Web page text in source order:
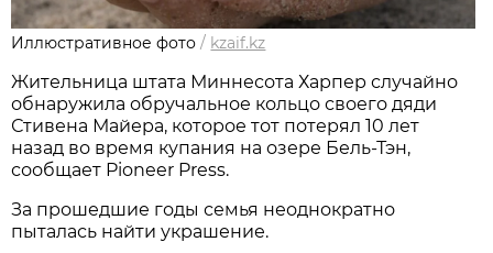
Иллюстративное фото / kzaif.kz
Жительница штата Миннесота Харпер случайно
обнаружила обручальное кольцо своего дяди
Стивена Майера, которое тот потерял 10 лет
назад во время купания на озере Бель-Тэн,
сообщает Pioneer Press.
За прошедшие годы семья неоднократно
пыталась найти украшение.